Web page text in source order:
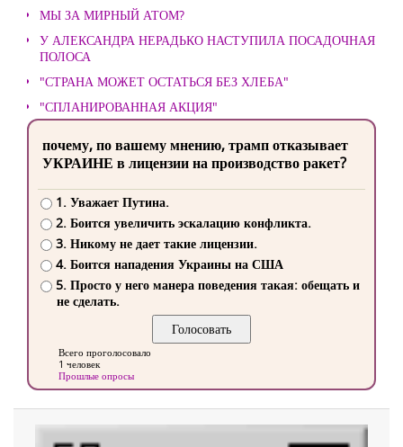
МЫ ЗА МИРНЫЙ АТОМ?
У АЛЕКСАНДРА НЕРАДЬКО НАСТУПИЛА ПОСАДОЧНАЯ
ПОЛОСА
"СТРАНА МОЖЕТ ОСТАТЬСЯ БЕЗ ХЛЕБА"
"СПЛАНИРОВАННАЯ АКЦИЯ"
почему, по вашему мнению, трамп отказывает
УКРАИНЕ в лицензии на производство ракет?
1. Уважает Путина.
2. Боится увеличить эскалацию конфликта.
3. Никому не дает такие лицензии.
4. Боится нападения Украины на США
5. Просто у него манера поведения такая: обещать и
не сделать.
Всего проголосовало
1 человек
Прошлые опросы